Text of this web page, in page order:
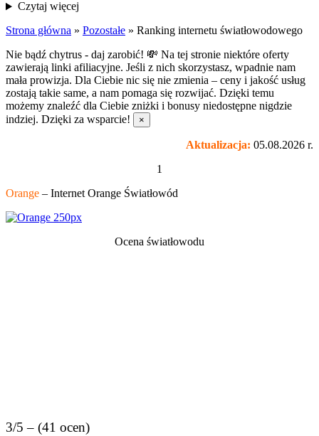
Czytaj więcej
Strona główna » Pozostałe » Ranking internetu światłowodowego
Nie bądź chytrus - daj zarobić! 💸 Na tej stronie niektóre oferty
zawierają linki afiliacyjne. Jeśli z nich skorzystasz, wpadnie nam
mała prowizja. Dla Ciebie nic się nie zmienia – ceny i jakość usług
zostają takie same, a nam pomaga się rozwijać. Dzięki temu
możemy znaleźć dla Ciebie zniżki i bonusy niedostępne nigdzie
indziej. Dzięki za wsparcie!
×
Aktualizacja: 05.08.2026 r.
1
Orange – Internet Orange Światłowód
Ocena światłowodu
3/5 – (41 ocen)